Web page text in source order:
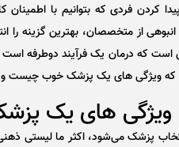
کردن فردی که بتوانیم با
انبوهی از متخصصان، بهترین گزینه
که درمان یک فرآیند دوطرفه است
که ویژگی های یک پزشک خوب چیست و
ویژگی های یک
پزشک می‌شود، اکثر ما لیستی